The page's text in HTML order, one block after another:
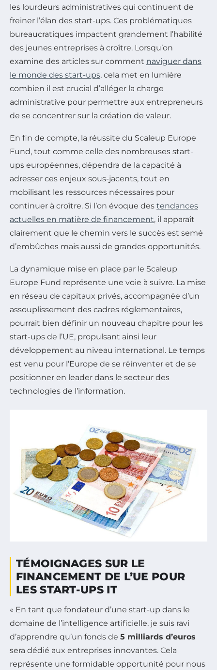
les lourdeurs administratives qui continuent de
freiner l’élan des start-ups. Ces problématiques
bureaucratiques impactent grandement l’habilité
des jeunes entreprises à croître. Lorsqu’on
examine des articles sur comment naviguer dans
le monde des start-ups, cela met en lumière
combien il est crucial d’alléger la charge
administrative pour permettre aux entrepreneurs
de se concentrer sur la création de valeur.
En fin de compte, la réussite du Scaleup Europe
Fund, tout comme celle des nombreuses start-
ups européennes, dépendra de la capacité à
adresser ces enjeux sous-jacents, tout en
mobilisant les ressources nécessaires pour
continuer à croître. Si l’on évoque des tendances
actuelles en matière de financement, il apparaît
clairement que le chemin vers le succès est semé
d’embûches mais aussi de grandes opportunités.
La dynamique mise en place par le Scaleup
Europe Fund représente une voie à suivre. La mise
en réseau de capitaux privés, accompagnée d’un
assouplissement des cadres réglementaires,
pourrait bien définir un nouveau chapitre pour les
start-ups de l’UE, propulsant ainsi leur
développement au niveau international. Le temps
est venu pour l’Europe de se réinventer et de se
positionner en leader dans le secteur des
technologies de l’information.
TÉMOIGNAGES SUR LE
FINANCEMENT DE L’UE POUR
LES START-UPS IT
« En tant que fondateur d’une start-up dans le
domaine de l’intelligence artificielle, je suis ravi
d’apprendre qu’un fonds de 5 milliards d’euros
sera dédié aux entreprises innovantes. Cela
représente une formidable opportunité pour nous